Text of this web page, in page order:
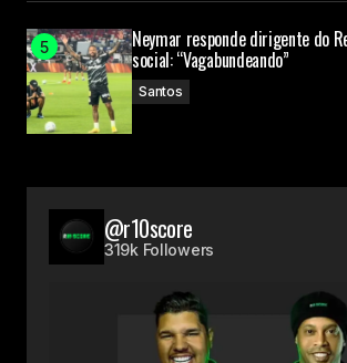
Neymar responde dirigente do
social: “Vagabundeando”
Santos
@r10score
319k Followers